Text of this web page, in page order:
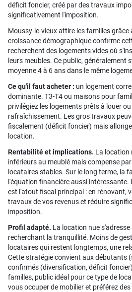
déficit foncier, créé par des travaux
significativement l'imposition.
Moussy-le-vieux attire les familles grâce
croissance démographique confirme
recherchent des logements vides où
leurs meubles. Ce public, généralement
moyenne 4 à 6 ans dans le même
Ce qu'il faut acheter : un logement
dominante. T3-T4 ou maisons pour
privilégiez les logements prêts à louer
rafraîchissement. Les gros travaux
fiscalement (déficit foncier) mais
location.
Rentabilité et implications. La location
inférieurs au meublé mais compense
locataires stables. Sur le long terme, la
l'équation financière aussi intéressante.
est l'atout fiscal principal : en rénovant,
travaux de vos revenus et réduire
imposition.
Profil adapté. La location nue
recherchant la tranquillité. Moins de
locataires qui restent longtemps, une
Cette stratégie convient aux débutants
confirmés (diversification, déficit
familles, public idéal pour ce type de
vous occuper de mobilier et préférez